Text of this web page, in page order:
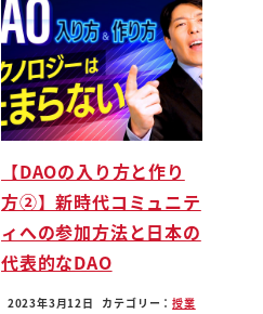
【DAOの入り方と作り
方②】新時代コミュニテ
ィへの参加方法と日本の
代表的なDAO
2023年3月12日 カテゴリー：授業